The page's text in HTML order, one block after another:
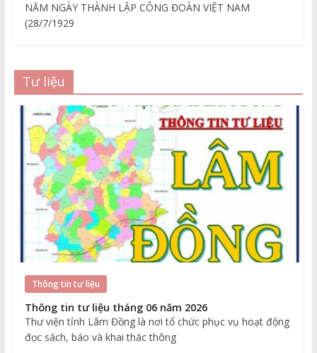
NĂM NGÀY THÀNH LẬP CÔNG ĐOÀN VIỆT NAM
(28/7/1929
Tư liệu
Thông tin tư liệu
Thông tin tư liệu tháng 06 năm 2026
Thư viện tỉnh Lâm Đồng là nơi tổ chức phục vụ hoạt động
đọc sách, báo và khai thác thông